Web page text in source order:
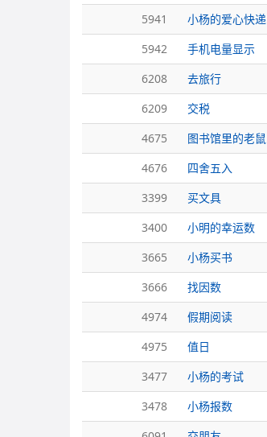
5941
小杨的爱心快递
5942
手机电量显示
6208
去旅行
6209
交税
4675
图书馆里的老鼠
4676
四舍五入
3399
买文具
3400
小明的幸运数
3665
小杨买书
3666
找因数
4974
假期阅读
4975
值日
3477
小杨的考试
3478
小杨报数